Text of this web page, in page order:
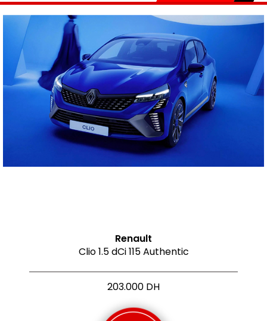
COMPARATEUR
Renault
Clio 1.5 dCi 115 Authentic
203.000 DH